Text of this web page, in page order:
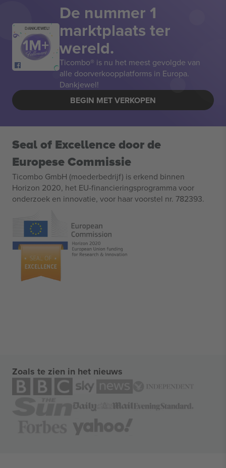
DANKJEWEL!
De nummer 1
marktplaats ter
wereld.
Ticombo® is nu het meest gevolgde van
alle doorverkoopplatforms in Europa.
Dankjewel!
BEGIN MET VERKOPEN
Seal of Excellence door de
Europese Commissie
Ticombo GmbH (moederbedrijf) is erkend binnen
Horizon 2020, het EU-financieringsprogramma voor
onderzoek en innovatie, voor haar voorstel nr. 782393.
Zoals te zien in het nieuws